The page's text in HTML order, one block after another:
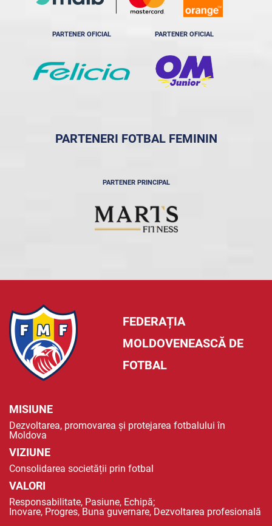
PARTENER OFICIAL PARTENER OFICIAL
PARTENERI FOTBAL FEMININ
PARTENER PRINCIPAL
FEDERAȚIA
MOLDOVENEASCĂ DE
FOTBAL
MISIUNE
Dezvoltarea, promovarea și protejarea fotbalului în
Moldova
VIZIUNE
Consolidarea societății prin fotbal
VALORI
Responsabilitate, Pasiune, Echipă;
Inovare, Progres, Buna guvernare, Dezvoltarea profesională